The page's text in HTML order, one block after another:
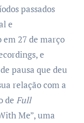
passados
e
27 de março
e
pausa que deu
relação com a
de Full
Me”, uma